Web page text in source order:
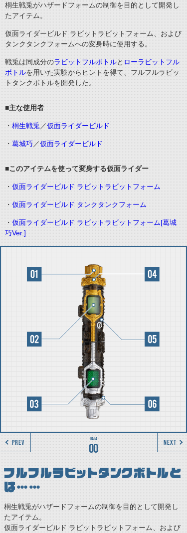
桐生戦兎がハザードフォームの制御を目的として開発し
たアイテム。
仮面ライダービルド ラビットラビットフォーム、および
タンクタンクフォームへの変身時に使用する。
戦兎は同成分のラビットフルボトルと ローラビットフル
ボトルを用いた実験からヒントを得て、フルフルラビッ
トタンクボトルを開発した。
■主な使用者
・ 桐生戦兎 ／仮面ライダービルド
・ 葛城巧／仮面ライダービルド
■このアイテムを使って変身する仮面ライダー
・ 仮面ライダービルド ラビットラビットフォーム
・ 仮面ライダービルド タンクタンクフォーム
・ 仮面ライダービルド ラビットラビットフォーム[葛城
巧Ver.]
00
PREV NEXT
フルフルラビットタンクボトルと
は……
桐生戦兎がハザードフォームの制御を目的として開発し
たアイテム。
仮面ライダービルド ラビットラビットフォーム、および